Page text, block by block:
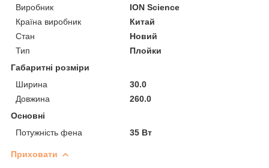
Виробник
ION Science
Країна виробник
Китай
Стан
Новий
Тип
Плойки
Габаритні розміри
Ширина
30.0
Довжина
260.0
Основні
Потужність фена
35 Вт
Приховати